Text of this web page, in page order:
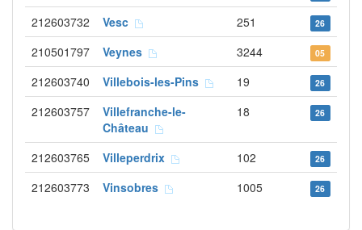
212603732 Vesc 251 26
210501797 Veynes 3244 05
212603740 Villebois-les-Pins 19 26
212603757
Villefranche-le-
Château
18 26
212603765 Villeperdrix 102 26
212603773 Vinsobres 1005 26